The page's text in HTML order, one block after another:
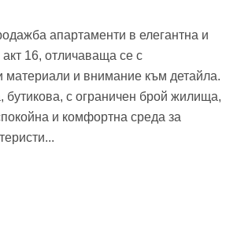
апартаменти в елегантна и
16, отличаваща се с
материали и внимание към детайла.
бутикова, с ограничен брой жилища,
и комфортна среда за
...